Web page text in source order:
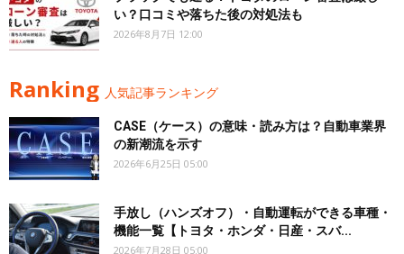
い？口コミや落ちた後の対処法も
2026年8月7日 12:00
Ranking 人気記事ランキング
CASE（ケース）の意味・読み方は？自動車業界
の新潮流を示す
2026年6月25日 05:00
手放し（ハンズオフ）・自動運転ができる車種・
機能一覧【トヨタ・ホンダ・日産・スバ...
2026年7月28日 05:00